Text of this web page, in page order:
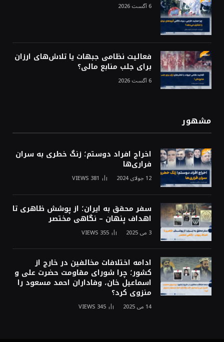
6 آگست 2026
فعالیت نظامی جبهات یا تلاش‌های ارزان
برای جلب منابع مالی؟
6 آگست 2026
مشهور
اخراج افراد دوستم؛ زنگ خطری به سران
فراری‌ها
12 جولای 2024 381
VIEWS
سفر محقق به ایران؛ از پوشش ظاهری تا
اهداف پنهان – نگاهی مختصر
3 می 2025 355
VIEWS
ادامه اختلافات مخالفین در خارج از
کشور؛ چرا شورای مقاومت حضرت علی و
اسماعیل خان، وفاداران احمد مسعود را
منزوی کرد؟
14 می 2025 345
VIEWS